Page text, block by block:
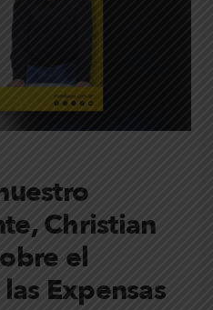
Christian
el
Expensas